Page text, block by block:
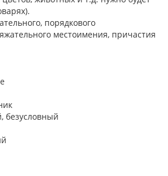
порядкового
местоимения, причастия
безусловный